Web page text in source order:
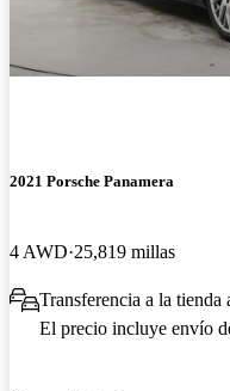
2021 Porsche Panamera
4 AWD 25,819 millas
Transferencia a la tienda
El precio incluye envío